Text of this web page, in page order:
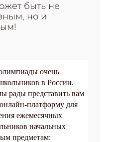
быть не
но и
очень
в России.
рады представить вам
платформу для
ежемесячных
начальных
предметам: